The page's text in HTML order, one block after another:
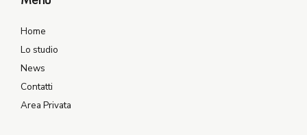
Home
Lo studio
News
Contatti
Area Privata